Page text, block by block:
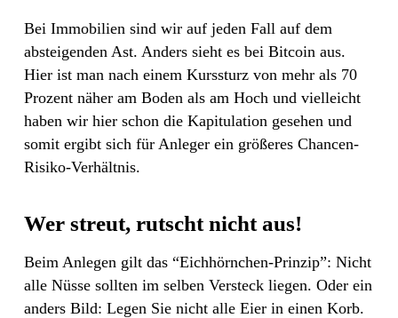
Bei Immobilien sind wir auf jeden Fall auf dem
absteigenden Ast. Anders sieht es bei Bitcoin aus.
Hier ist man nach einem Kurssturz von mehr als 70
Prozent näher am Boden als am Hoch und vielleicht
haben wir hier schon die Kapitulation gesehen und
somit ergibt sich für Anleger ein größeres Chancen-
Risiko-Verhältnis.
Wer streut, rutscht nicht aus!
Beim Anlegen gilt das “Eichhörnchen-Prinzip”: Nicht
alle Nüsse sollten im selben Versteck liegen. Oder ein
anders Bild: Legen Sie nicht alle Eier in einen Korb.